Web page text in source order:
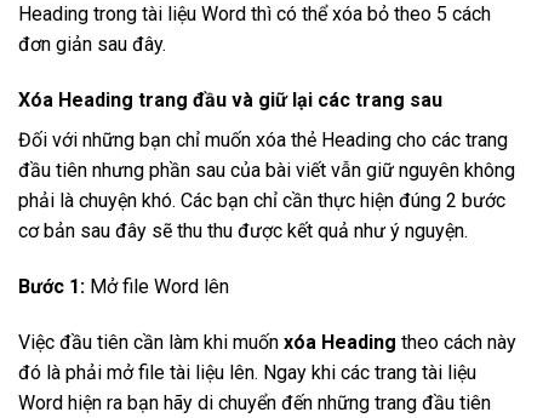
Heading trong tài liệu Word thì có thể xóa bỏ theo 5 cách
đơn giản sau đây.
Xóa Heading trang đầu và giữ lại các trang sau
Đối với những bạn chỉ muốn xóa thẻ Heading cho các trang
đầu tiên nhưng phần sau của bài viết vẫn giữ nguyên không
phải là chuyện khó. Các bạn chỉ cần thực hiện đúng 2 bước
cơ bản sau đây sẽ thu thu được kết quả như ý nguyện.
Bước 1: Mở file Word lên
Việc đầu tiên cần làm khi muốn xóa Heading theo cách này
đó là phải mở file tài liệu lên. Ngay khi các trang tài liệu
Word hiện ra bạn hãy di chuyển đến những trang đầu tiên